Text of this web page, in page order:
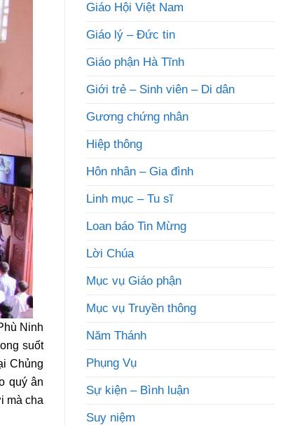
Ninh
suốt
Chủng
quý ân
mà cha
Giáo Hội Việt Nam
Giáo lý – Đức tin
Giáo phận Hà Tĩnh
Giới trẻ – Sinh viên – Di dân
Gương chứng nhân
Hiệp thông
Hôn nhân – Gia đình
Linh mục – Tu sĩ
Loan báo Tin Mừng
Lời Chúa
Mục vụ Giáo phận
Mục vụ Truyền thông
Năm Thánh
Phụng Vụ
Sự kiện – Bình luận
Suy niệm